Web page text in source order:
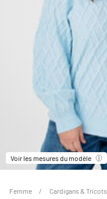
Voir les mesures du modèle
Femme Cardigans & Tricots